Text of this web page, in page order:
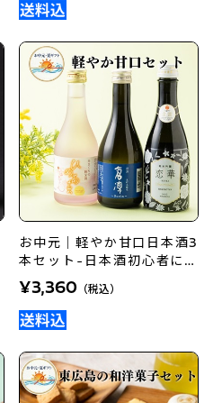
お中元｜軽やか甘口日本酒3
本セット-日本酒初心者にお
すすめ
¥3,360 （税込）